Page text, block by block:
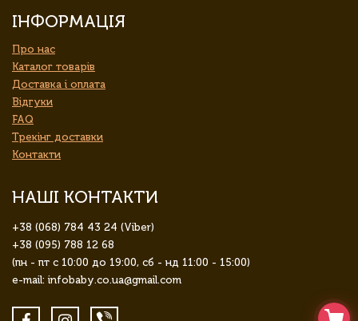
ІНФОРМАЦІЯ
Про нас
Каталог товарів
Доставка і оплата
Відгуки
FAQ
Трекінг доставки
Контакти
НАШІ КОНТАКТИ
+38 (068) 784 43 24 (Viber)
+38 (095) 788 12 68
(пн - пт с 10:00 до 19:00, сб - нд 11:00 - 15:00)
e-mail: infobaby.co.ua@gmail.com